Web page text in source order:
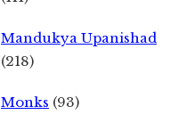
Mandukya Upanishad
(218)
Monks (93)